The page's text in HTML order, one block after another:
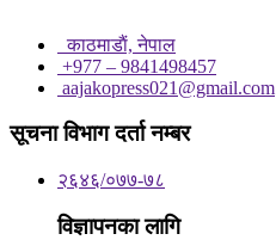
काठमाडाैं, नेपाल
+977 – 9841498457
aajakopress021@gmail.com
सूचना विभाग दर्ता नम्बर
२६४६/०७७-७८
विज्ञापनका लागि